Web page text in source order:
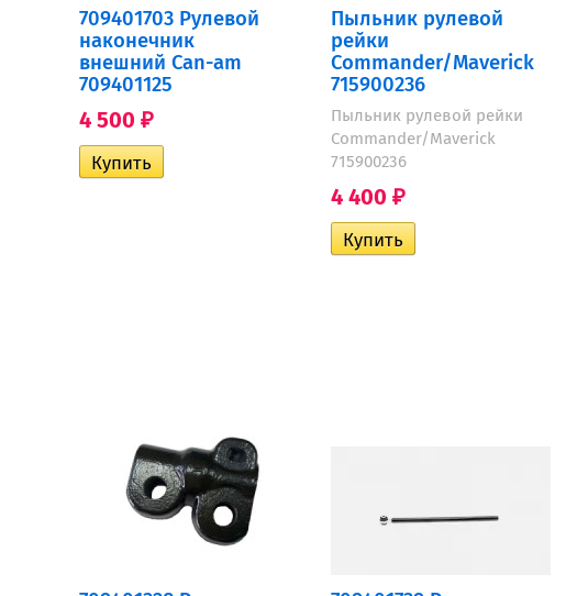
709401703 Рулевой
наконечник
внешний Can-am
709401125
4 500 ₽
Пыльник рулевой
рейки
Commander/Maverick
715900236
Пыльник рулевой рейки
Commander/Maverick
715900236
4 400 ₽